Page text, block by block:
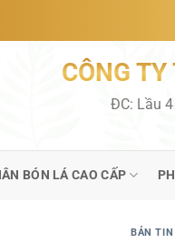
CÔNG
ĐC: Lầu
BÓN LÁ CAO CẤP
BẢN TIN